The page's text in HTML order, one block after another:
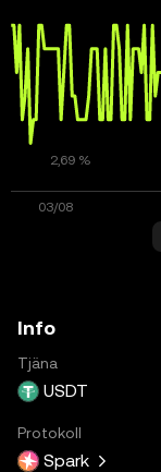
Info
Tjäna
USDT
Protokoll
Spark